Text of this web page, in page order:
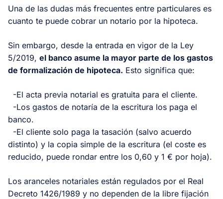
Una de las dudas más frecuentes entre particulares es
cuanto te puede cobrar un notario por la hipoteca.
Sin embargo, desde la entrada en vigor de la Ley
5/2019, el banco asume la mayor parte de los gastos
de formalización de hipoteca. Esto significa que:
-El acta previa notarial es gratuita para el cliente.
-Los gastos de notaría de la escritura los paga el
banco.
-El cliente solo paga la tasación (salvo acuerdo
distinto) y la copia simple de la escritura (el coste es
reducido, puede rondar entre los 0,60 y 1 € por hoja).
Los aranceles notariales están regulados por el Real
Decreto 1426/1989 y no dependen de la libre fijación